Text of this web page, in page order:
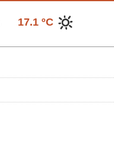
17.1 ºC